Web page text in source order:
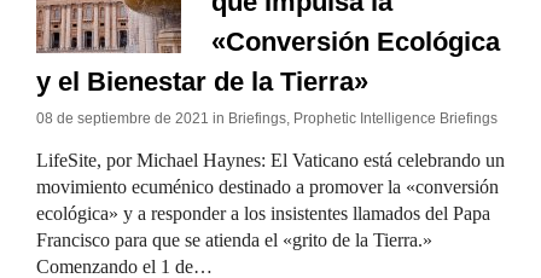
«Conversión Ecológica
y el Bienestar de la Tierra»
08 de septiembre de 2021 in Briefings, Prophetic Intelligence Briefings
LifeSite, por Michael Haynes: El Vaticano está celebrando un
movimiento ecuménico destinado a promover la «conversión
ecológica» y a responder a los insistentes llamados del Papa
Francisco para que se atienda el «grito de la Tierra.»
Comenzando el 1 de…